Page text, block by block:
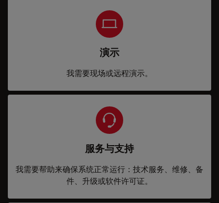
演示
我需要现场或远程演示。
服务与支持
我需要帮助来确保系统正常运行：技术服务、维修、备
件、升级或软件许可证。